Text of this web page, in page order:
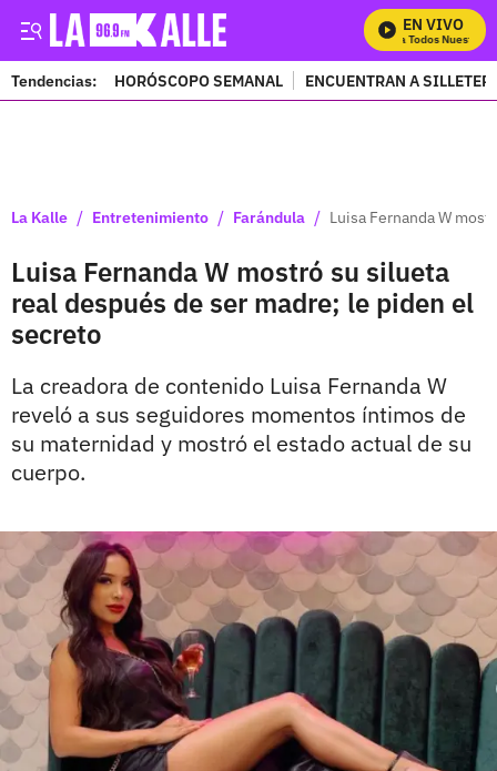
EN VIVO
Mira Todos Nuestros
Tendencias: HORÓSCOPO SEMANAL ENCUENTRAN A
La Kalle / Entretenimiento / Farándula / Luisa Fernanda W
Luisa Fernanda W mostró su silueta
real después de ser madre; le piden el
secreto
La creadora de contenido Luisa Fernanda W
reveló a sus seguidores momentos íntimos de
su maternidad y mostró el estado actual de su
cuerpo.